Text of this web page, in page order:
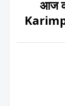
आज